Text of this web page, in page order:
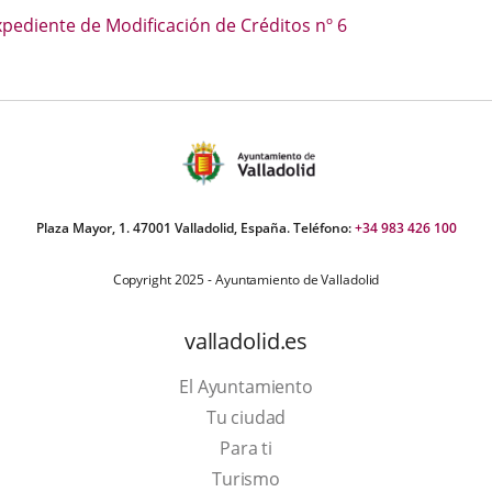
una
externa.externa.
de Modificación de Créditos nº 6
Plaza Mayor, 1. 47001 Valladolid, España. Teléfono:+34 983 426 100
Copyright 2025 - Ayuntamiento de Valladolid
valladolid.es
El Ayuntamiento
Tu ciudad
Para ti
TurismoEste